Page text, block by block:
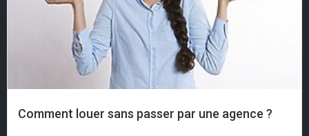
Comment louer sans passer par une agence ?